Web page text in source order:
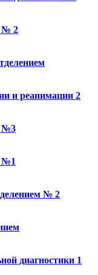
№ 2
и реанимации 2
№3
№1
№ 2
диагностики 1